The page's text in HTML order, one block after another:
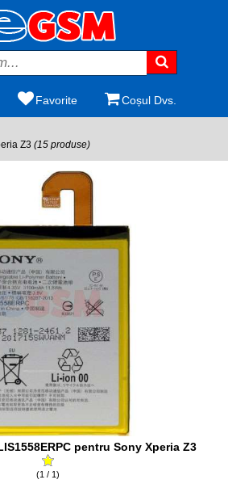
Favorite Coșul Dvs.
Z3 (15 produse)
pentru Sony Xperia Z3
(1 / 1)